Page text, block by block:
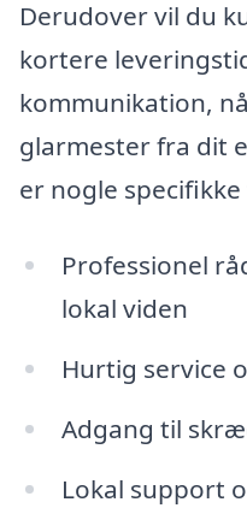
Derudover vil du
kortere
kommunikation,
glarmester fra dit
er nogle
Professionel
lokal viden
Hurtig service
Adgang til
Lokal support